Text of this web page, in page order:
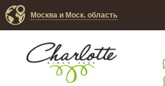
Москва и Моск. область